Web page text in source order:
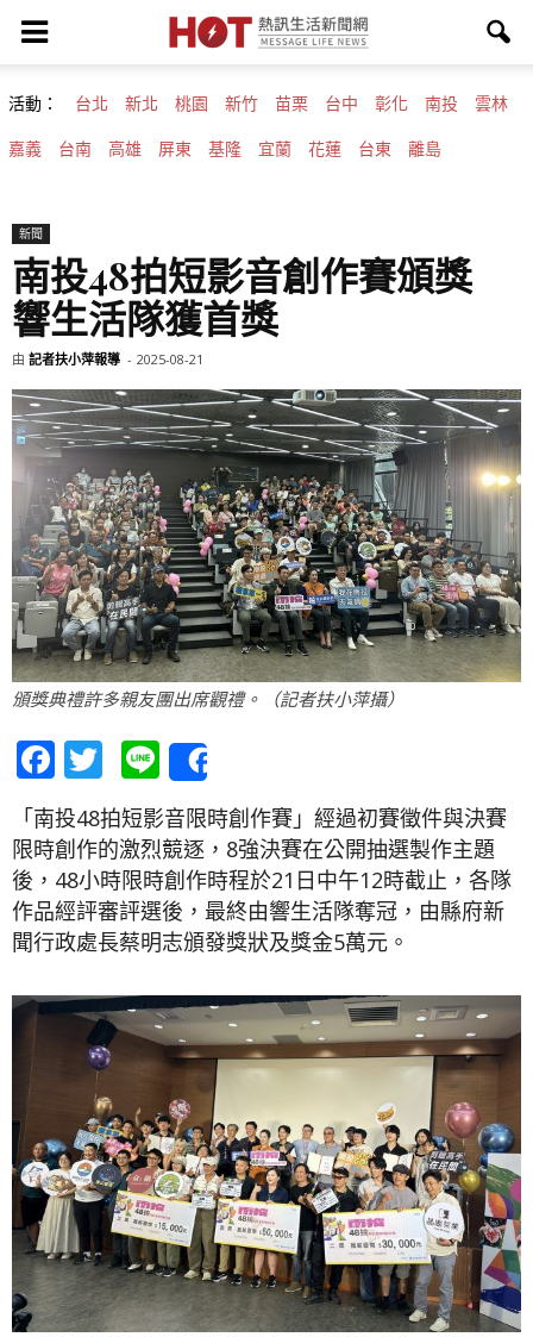
活動： 台北 新北 桃園 新竹 苗栗 台中 彰化 南投 雲林
嘉義 台南 高雄 屏東 基隆 宜蘭 花蓮 台東 離島
新聞
南投48拍短影音創作賽頒獎
響生活隊獲首獎
由 記者扶小萍報導 - 2025-08-21
頒獎典禮許多親友團出席觀禮。（記者扶小萍攝）
Facebook
Twitter
Line
「南投48拍短影音限時創作賽」經過初賽徵件與決賽
限時創作的激烈競逐，8強決賽在公開抽選製作主題
後，48小時限時創作時程於21日中午12時截止，各隊
作品經評審評選後，最終由響生活隊奪冠，由縣府新
聞行政處長蔡明志頒發獎狀及獎金5萬元。